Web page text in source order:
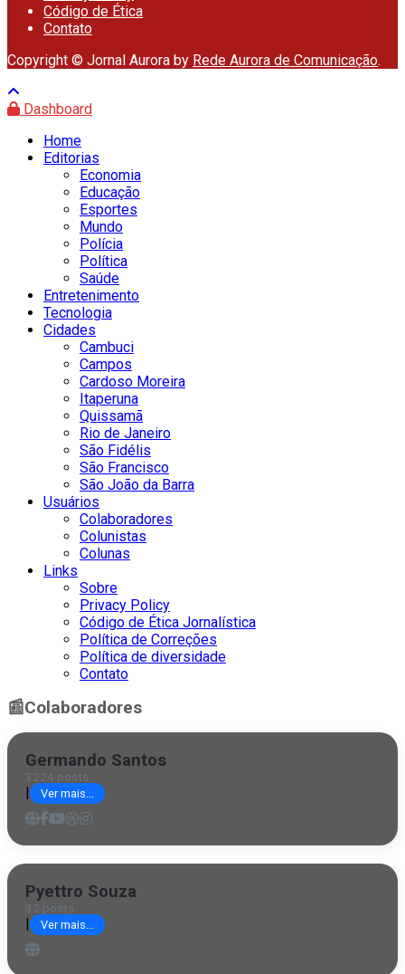
Código de Ética
Contato
Copyright © Jornal Aurora by Rede Aurora de Comunicação.
Dashboard
Home
Editorias
Economia
Educação
Esportes
Mundo
Polícia
Política
Saúde
Entretenimento
Tecnologia
Cidades
Cambuci
Campos
Cardoso Moreira
Itaperuna
Quissamã
Rio de Janeiro
São Fidélis
São Francisco
São João da Barra
Usuários
Colaboradores
Colunistas
Colunas
Links
Sobre
Privacy Policy
Código de Ética Jornalística
Política de Correções
Política de diversidade
Contato
📰Colaboradores
Germando Santos
3224 posts
Ver mais...
Pyettro Souza
32 posts
Ver mais...